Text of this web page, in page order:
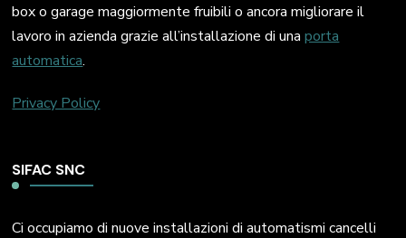
box o garage maggiormente fruibili o ancora migliorare il
lavoro in azienda grazie all’installazione di unaporta
automatica.
Privacy Policy
SIFAC SNC
Ci occupiamo di nuove installazioni di automatismi cancelli